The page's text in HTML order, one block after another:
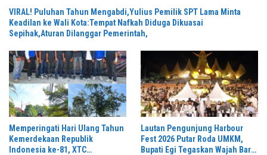
VIRAL! Puluhan Tahun Mengabdi,Yulius Pemilik SPT Lama Minta
Keadilan ke Wali Kota:Tempat Nafkah Diduga Dikuasai
Sepihak,Aturan Dilanggar Pemerintah,
Memperingati Hari Ulang Tahun
Kemerdekaan Republik
Indonesia ke-81, XTC
Lautan Pengunjung Harbour
Fest 2026 Putar Roda UMKM,
Bupati Egi Tegaskan Wajah Baru